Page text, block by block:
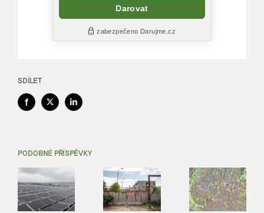
SDÍLET
Facebook
X LinkedIn
PODOBNÉ PŘÍSPĚVKY